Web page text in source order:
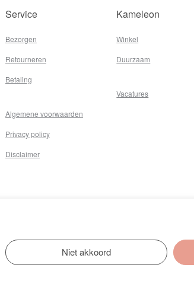
Service
Bezorgen
Retourneren
Betaling
Algemene voorwaarden
Privacy policy
Disclaimer
Kameleon
Winkel
Duurzaam
Vacatures